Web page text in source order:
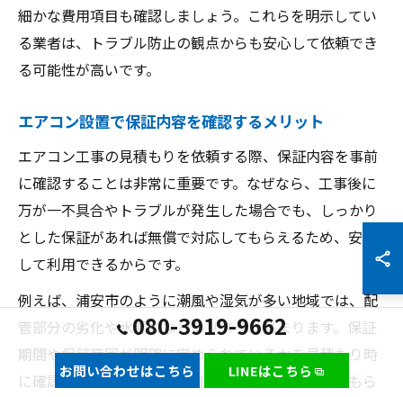
細かな費用項目も確認しましょう。これらを明示してい
る業者は、トラブル防止の観点からも安心して依頼でき
る可能性が高いです。
エアコン設置で保証内容を確認するメリット
エアコン工事の見積もりを依頼する際、保証内容を事前
に確認することは非常に重要です。なぜなら、工事後に
万が一不具合やトラブルが発生した場合でも、しっかり
とした保証があれば無償で対応してもらえるため、安心
して利用できるからです。
例えば、浦安市のように潮風や湿気が多い地域では、配
管部分の劣化や水漏れなどのリスクが高まります。保証
期間や保証範囲が明確に定められているかを見積もり時
に確認し、口頭だけでなく書面で保証内容を残してもら
080-3919-9662
お問い合わせはこちら LINEはこちら